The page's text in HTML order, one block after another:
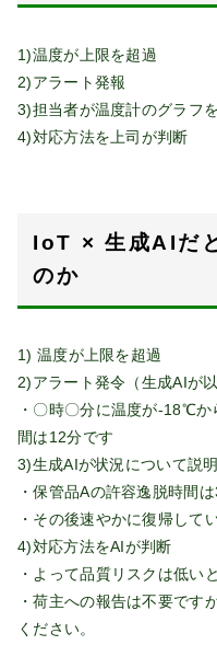
1)温度が上限を超過
2)アラート発報
3)担当者が温度計のグラフ
4)対応方法を上司が判断
IoT × 生成AIだ
のか
1) 温度が上限を超過
2)アラート発令（生成AIが
・〇時〇分に温度が-18℃
間は12分です
3)生成AIが状況について説明
・保管品Aの許容逸脱時間
・その後速やかに復帰して
4)対応方法をAIが判断
・よって品質リスクは低い
・荷主への報告は不要です
ください。